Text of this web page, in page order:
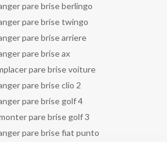
pare brise berlingo
pare brise twingo
pare brise arriere
pare brise ax
pare brise voiture
pare brise clio 2
pare brise golf 4
pare brise golf 3
pare brise fiat punto